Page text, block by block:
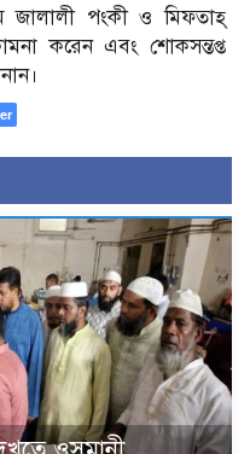
পংকী ও মিফতাহ্
করেন এবং শোকসন্তপ্ত